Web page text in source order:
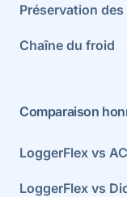
Préservation
Chaîne du froid
Comparaison
LoggerFlex vs
LoggerFlex vs